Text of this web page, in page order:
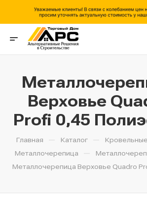
Верховье
Profi 0,45
Главная — Каталог —
Металлочерепица —
Металлочерепица Верховье Quadro